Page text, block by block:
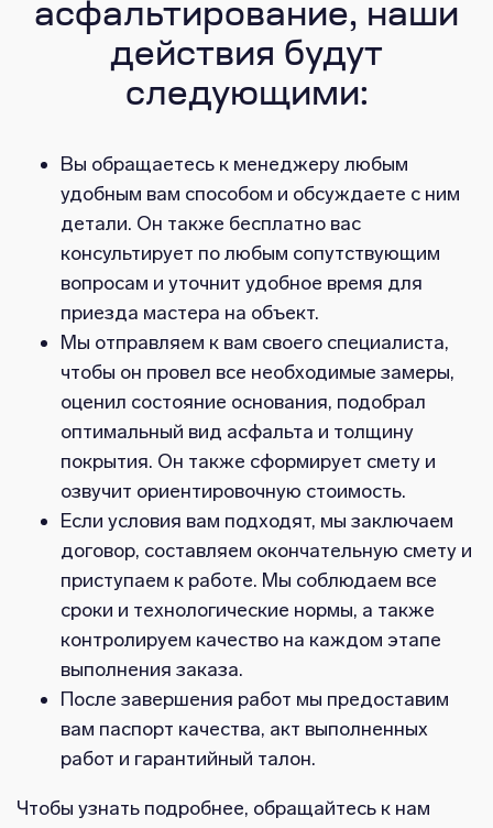
асфальтирование, наши
действия будут
следующими:
Вы обращаетесь к менеджеру любым
удобным вам способом и обсуждаете с ним
детали. Он также бесплатно вас
консультирует по любым сопутствующим
вопросам и уточнит удобное время для
приезда мастера на объект.
Мы отправляем к вам своего специалиста,
чтобы он провел все необходимые замеры,
оценил состояние основания, подобрал
оптимальный вид асфальта и толщину
покрытия. Он также сформирует смету и
озвучит ориентировочную стоимость.
Если условия вам подходят, мы заключаем
договор, составляем окончательную смету и
приступаем к работе. Мы соблюдаем все
сроки и технологические нормы, а также
контролируем качество на каждом этапе
выполнения заказа.
После завершения работ мы предоставим
вам паспорт качества, акт выполненных
работ и гарантийный талон.
Чтобы узнать подробнее, обращайтесь к нам